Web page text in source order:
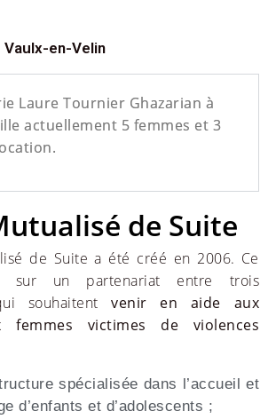
Vaulx-en-Velin
Laure Tournier Ghazarian à
actuellement 5 femmes et 3
de Suite
de Suite a été créé en 2006. Ce
sur un partenariat entre trois
souhaitentvenir en aide aux
victimes de violences
spécialisée dans l’accueil et
d’enfants et d’adolescents ;